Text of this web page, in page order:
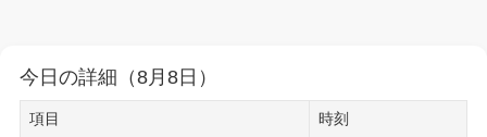
今日の詳細（8月8日）
項目 時刻